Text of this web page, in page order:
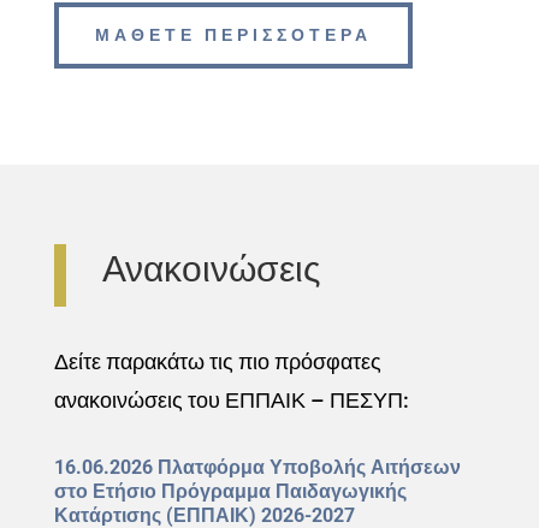
ΜΑΘΕΤΕ ΠΕΡΙΣΣΟΤΕΡΑ
Ανακοινώσεις
Δείτε παρακάτω τις πιο πρόσφατες
ανακοινώσεις του ΕΠΠΑΙΚ – ΠΕΣΥΠ:
16.06.2026 Πλατφόρμα Υποβολής Αιτήσεων
στο Ετήσιο Πρόγραμμα Παιδαγωγικής
Κατάρτισης (ΕΠΠΑΙΚ) 2026-2027